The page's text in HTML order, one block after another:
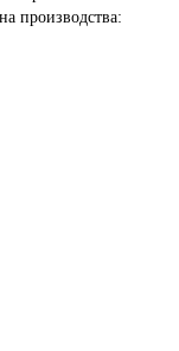
производства: